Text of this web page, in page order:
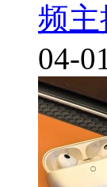
频
04-